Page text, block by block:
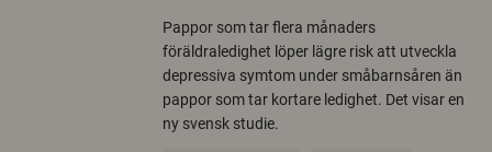
Pappor som tar flera månaders
föräldraledighet löper lägre risk att utveckla
depressiva symtom under småbarnsåren än
pappor som tar kortare ledighet. Det visar en
ny svensk studie.